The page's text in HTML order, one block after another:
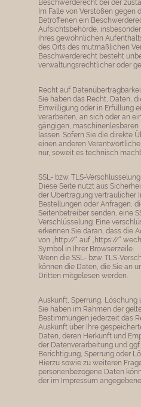
Beschwerderecht bei der
Im Falle von Verstößen gegen
Betroffenen ein
Aufsichtsbehörde,
ihres gewöhnlichen
des Orts des mutmaßlichen
Beschwerderecht besteht
verwaltungsrechtlicher oder
Recht auf
Sie haben das Recht, Daten,
Einwilligung oder in Erfüllung
verarbeiten, an sich oder an
gängigen, maschinenlesbaren
lassen. Sofern Sie die direkte
einen anderen
nur, soweit es technisch
SSL- bzw. TLS-Verschlüsselung
Diese Seite nutzt aus
der Übertragung vertraulicher
Bestellungen oder Anfragen,
Seitenbetreiber senden, eine
Verschlüsselung. Eine
erkennen Sie daran, dass die
von „http://“ auf „https://“
Symbol in Ihrer Browserzeile.
Wenn die SSL- bzw. TLS-
können die Daten, die Sie an
Dritten mitgelesen werden.
Auskunft, Sperrung, Löschung
Sie haben im Rahmen der
Bestimmungen jederzeit das
Auskunft über Ihre
Daten, deren Herkunft und
der Datenverarbeitung und
Berichtigung, Sperrung oder
Hierzu sowie zu weiteren
personenbezogene Daten
der im Impressum